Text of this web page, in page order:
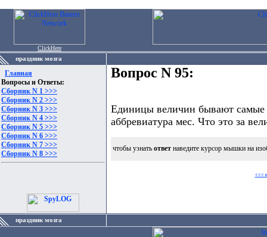
ClickHere
праздник мозга
Главная
Вопросы и Ответы:
Сборник N 1 >>>
Сборник N 2 >>>
Сборник N 3 >>>
Сборник N 4 >>>
Сборник N 5 >>>
Сборник N 6 >>>
Сборник N 7 >>>
Сборник N 8 >>>
Вопрос N 95:
Единицы величин бывают самые
аббревиатура мес. Что это за
чтобы узнать ответ наведите курсор мышки на
<<<
праздник мозга